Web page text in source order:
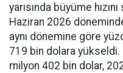
yarısında büyüme
Haziran 2026
aynı dönemine göre
719 bin dolara
milyon 402 bin dolar,